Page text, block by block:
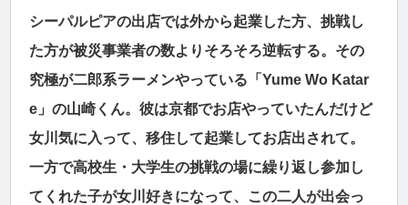
シーパルピアの出店では外から起業した方、挑戦し
た方が被災事業者の数よりそろそろ逆転する。その
究極が二郎系ラーメンやっている「Yume Wo Katar
e」の山崎くん。彼は京都でお店やっていたんだけど
女川気に入って、移住して起業してお店出されて。
一方で高校生・大学生の挑戦の場に繰り返し参加し
てくれた子が女川好きになって、この二人が出会っ